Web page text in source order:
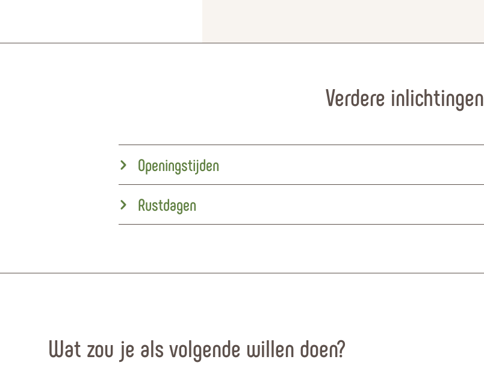
Verdere inlichtingen
Openingstijden
Rustdagen
Wat zou je als volgende willen doen?